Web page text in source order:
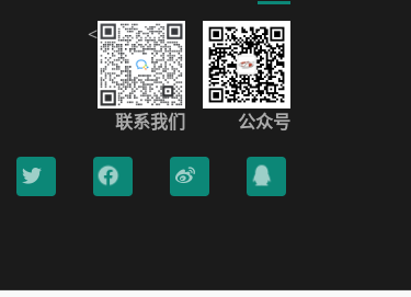
<
联系我们 公众号